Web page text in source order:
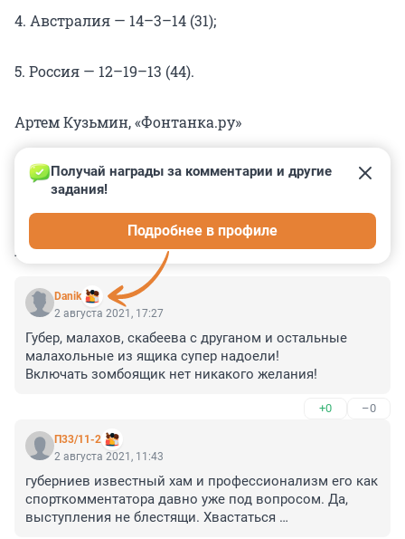
4. Австралия — 14–3–14 (31);
5. Россия — 12–19–13 (44).
Артем Кузьмин, «Фонтанка.ру»
КОММЕНТАРИИ 25
Danik
Получай награды за комментарии и другие
задания!
Подробнее в профиле
2 августа 2021, 17:27
Губер, малахов, скабеева с друганом и остальные
малахольные из ящика супер надоели!
Включать зомбоящик нет никакого желания!
+0 –0
П33/11-2
2 августа 2021, 11:43
губерниев известный хам и профессионализм его как
спорткомментатора давно уже под вопросом. Да,
выступления не блестящи. Хвастаться